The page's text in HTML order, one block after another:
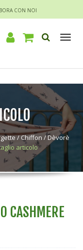
CON NOI
/ Chiffon / Dèvorè
articolo
CASHMERE